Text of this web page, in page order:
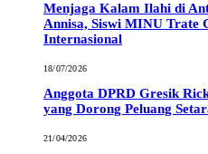
Menjaga Kalam Ilahi di
Annisa, Siswi MINU Trate
Internasional
18/07/2026
Anggota DPRD Gresik
yang Dorong Peluang
21/04/2026